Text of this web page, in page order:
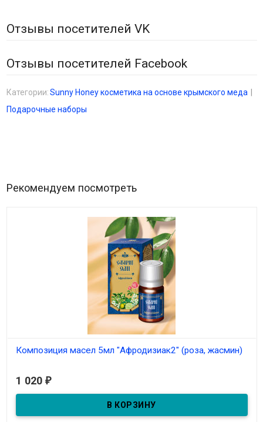
Отзывы посетителей VK
Отзывы посетителей Facebook
Категории:Sunny Honey косметика на основе крымского меда
Подарочные наборы
Рекомендуем посмотреть
Композиция масел 5мл "Афродизиак2" (роза, жасмин)
1 020 ₽